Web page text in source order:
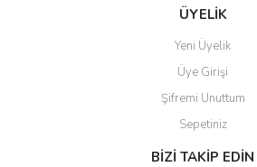
ÜYELİK
Yeni Üyelik
Üye Girişi
Şifremi Unuttum
Sepetiniz
BİZİ TAKİP EDİN